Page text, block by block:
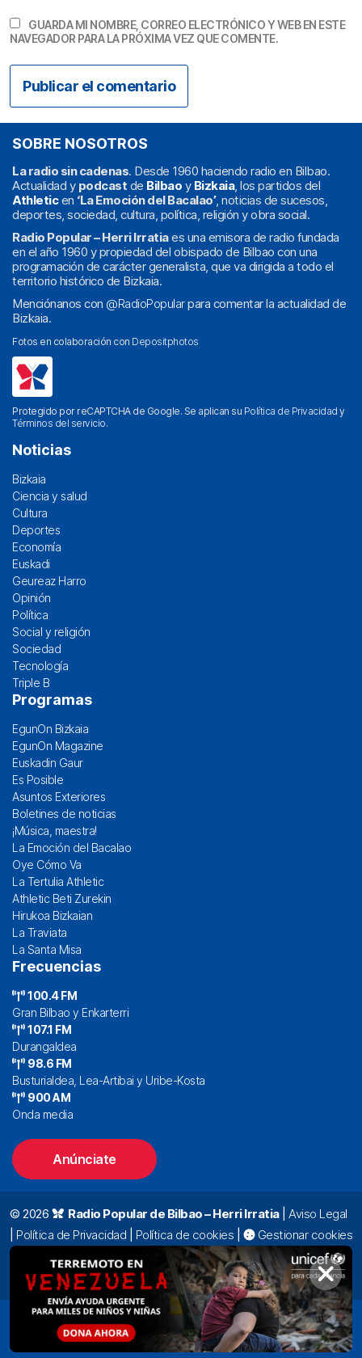
GUARDA MI NOMBRE, CORREO ELECTRÓNICO Y WEB EN ESTE
NAVEGADOR PARA LA PRÓXIMA VEZ QUE COMENTE.
SOBRE NOSOTROS
La radio sin cadenas. Desde 1960 haciendo radio en Bilbao.
Actualidad y podcast de Bilbao y Bizkaia, los partidos del
Athleticen ‘La Emoción del Bacalao’, noticias de sucesos,
deportes, sociedad, cultura, política, religión y obra social.
Radio Popular – Herri Irratiaes una emisora de radio fundada
en el año 1960 y propiedad del obispado de Bilbao con una
programación de carácter generalista, que va dirigida a todo el
territorio histórico de Bizkaia.
Menciónanos con @RadioPopularpara comentar la actualidad de
Bizkaia.
Fotos en colaboración con Depositphotos
Protegido por reCAPTCHA de Google. Se aplican su Política de Privacidad y
Términos del servicio.
Noticias
Bizkaia
Ciencia y salud
Cultura
Deportes
Economía
Euskadi
Geureaz Harro
Opinión
Política
Social y religión
Sociedad
Tecnología
Triple B
Programas
EgunOn Bizkaia
EgunOn Magazine
Euskadin Gaur
Es Posible
Asuntos Exteriores
Boletines de noticias
¡Música, maestra!
La Emoción del Bacalao
Oye Cómo Va
La Tertulia Athletic
Athletic Beti Zurekin
Hirukoa Bizkaian
La Traviata
La Santa Misa
Frecuencias
100.4 FM
Gran Bilbao y Enkarterri
107.1 FM
Durangaldea
98.6 FM
Busturialdea, Lea-Artibai y Uribe-Kosta
900 AM
Onda media
Anúnciate
© 2026 Radio Popular de Bilbao – Herri Irratia| Aviso Legal
Política de Privacidad Política de cookies
Gestionar cookies
Alda. Mazarredo, 47 – 7º 48009 Bilbao |
94 423 92 00|
oyentes@radiopopular.com